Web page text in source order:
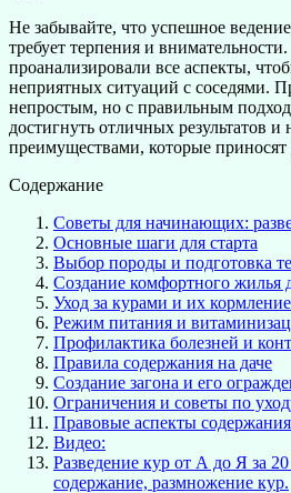
Не забывайте, что успешное ведение
требует терпения и
проанализировали все аспекты,
неприятных ситуаций с соседями.
непростым, но с правильным
достигнуть отличных результатов и
преимуществами, которые
Содержание
Советы для начинающих:
Основные шаги для старта
Выбор породы и подготовка
Создание комфортного жилья
Уход за курами и их кормление
Режим питания и
Профилактика болезней и
Правила содержания на даче
Создание загона и его
Ограничения и советы по
Правовые аспекты
Видео:
Разведение кур от А до Я за
содержание, размножение кур.